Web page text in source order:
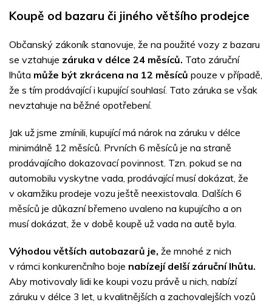
Koupě od bazaru či jiného většího prodejce
Občanský zákoník stanovuje, že na použité vozy z bazaru
se vztahuje záruka v délce 24 měsíců. Tato záruční
lhůta může být zkrácena na 12 měsíců pouze v případě,
že s tím prodávající i kupující souhlasí. Tato záruka se však
nevztahuje na běžné opotřebení.
Jak už jsme zmínili, kupující má nárok na záruku v délce
minimálně 12 měsíců. Prvních 6 měsíců je na straně
prodávajícího dokazovací povinnost. Tzn. pokud se na
automobilu vyskytne vada, prodávající musí dokázat, že
v okamžiku prodeje vozu ještě neexistovala. Dalších 6
měsíců je důkazní břemeno uvaleno na kupujícího a on
musí dokázat, že v době koupě už vada na autě byla.
Výhodou větších autobazarů je, že mnohé z nich
v rámci konkurenčního boje nabízejí delší záruční lhůtu.
Aby motivovaly lidi ke koupi vozu právě u nich, nabízí
záruku v délce 3 let, u kvalitnějších a zachovalejších vozů